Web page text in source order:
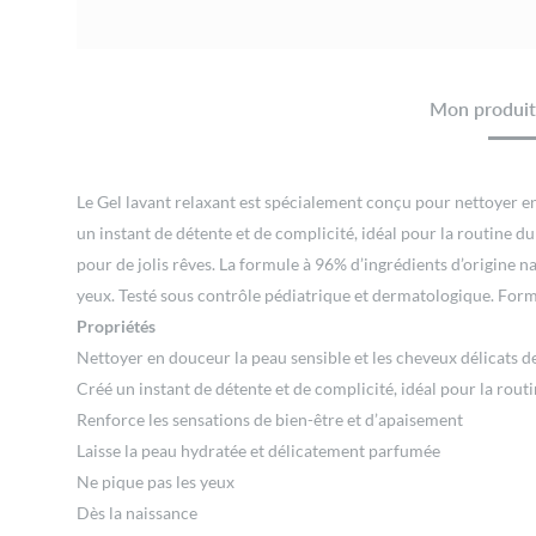
Mon
Le Gel lavant relaxant est spécialement conçu pour nettoyer
un instant de détente et de complicité, idéal pour la routine
pour de jolis rêves. La formule à 96% d’ingrédients d’origine
yeux. Testé sous contrôle pédiatrique et dermatologique.
Propriétés
Nettoyer en douceur la peau sensible et les cheveux délicats
Créé un instant de détente et de complicité, idéal pour la
Renforce les sensations de bien-être et d’apaisement
Laisse la peau hydratée et délicatement parfumée
Ne pique pas les yeux
Dès la naissance